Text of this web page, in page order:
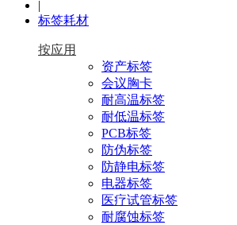
|
标签耗材
按应用
资产标签
会议胸卡
耐高温标签
耐低温标签
PCB标签
防伪标签
防静电标签
电器标签
医疗试管标签
耐腐蚀标签